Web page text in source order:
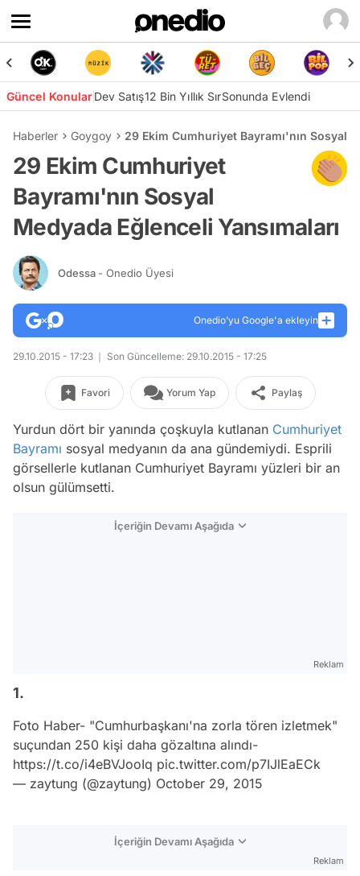
Güncel KonularDev Satış12 Bin Yıllık SırSonunda Evlendi
Haberler Goygoy 29 Ekim Cumhuriyet Bayramı'nın Sosyal
29 Ekim Cumhuriyet
Bayramı'nın Sosyal
Medyada Eğlenceli Yansımaları
Odessa - Onedio Üyesi
Onedio’yu Google'a ekleyin
29.10.2015 - 17:23 Son Güncelleme: 29.10.2015 - 17:25
Favori Yorum Yap Paylaş
Yurdun dört bir yanında çoşkuyla kutlanan Cumhuriyet
Bayramı sosyal medyanın da ana gündemiydi. Esprili
görsellerle kutlanan Cumhuriyet Bayramı yüzleri bir an
olsun gülümsetti.
İçeriğin Devamı Aşağıda
Reklam
1.
Foto Haber- "Cumhurbaşkanı'na zorla tören izletmek"
suçundan 250 kişi daha gözaltına alındı-
https://t.co/i4eBVJooIq pic.twitter.com/p7IJlEaECk
— zaytung (@zaytung) October 29, 2015
İçeriğin Devamı Aşağıda
Reklam